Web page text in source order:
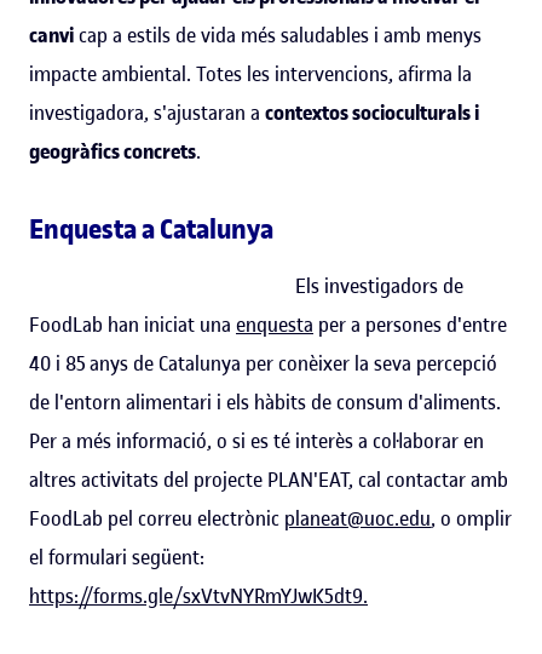
canvicap a estils de vida més saludables i amb menys
impacte ambiental. Totes les intervencions, afirma la
investigadora, s'ajustaran a contextos socioculturals i
geogràfics concrets.
Enquesta a Catalunya
Els investigadors de
FoodLab han iniciat una enquesta per a persones d'entre
40 i 85 anys de Catalunya per conèixer la seva percepció
de l'entorn alimentari i els hàbits de consum d'aliments.
Per a més informació, o si es té interès a col·laborar en
altres activitats del projecte PLAN'EAT, cal contactar amb
FoodLab pel correu electrònic planeat@uoc.edu, o omplir
el formulari següent:
https://forms.gle/sxVtvNYRmYJwK5dt9.